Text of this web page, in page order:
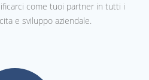
come tuoi partner in tutti i
e sviluppo aziendale.